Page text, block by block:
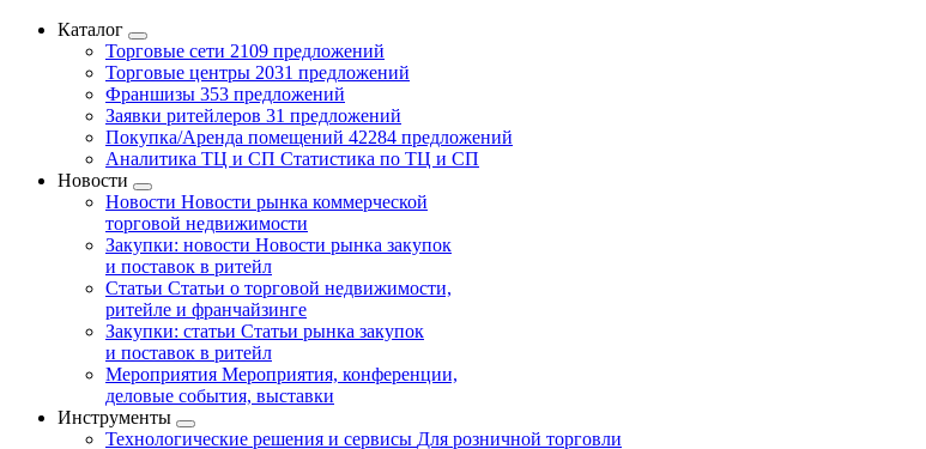
Каталог
Торговые сети 2109 предложений
Торговые центры 2031 предложений
Франшизы 353 предложений
Заявки ритейлеров 31 предложений
Покупка/Аренда помещений 42284 предложений
Аналитика ТЦ и СП Статистика по ТЦ и СП
Новости
Новости Новости рынка коммерческой
торговой недвижимости
Закупки: новости Новости рынка закупок
и поставок в ритейл
Статьи Статьи о торговой недвижимости,
ритейле и франчайзинге
Закупки: статьи Статьи рынка закупок
и поставок в ритейл
Мероприятия Мероприятия, конференции,
деловые события, выставки
Инструменты
Технологические решения и сервисы Для розничной торговли